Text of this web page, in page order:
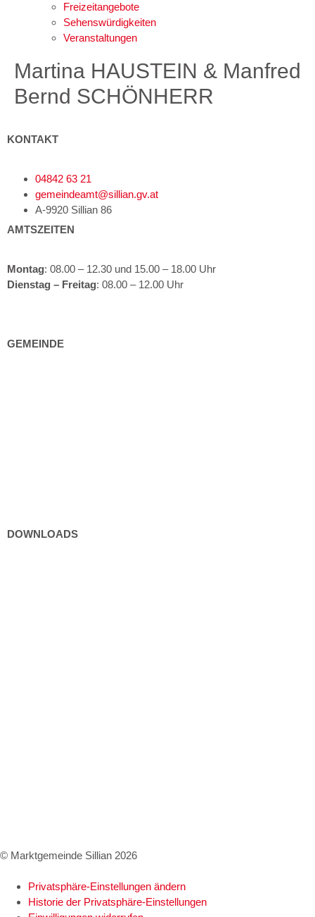
Freizeitangebote
Sehenswürdigkeiten
Veranstaltungen
Martina HAUSTEIN & Manfred
Bernd SCHÖNHERR
KONTAKT
04842 63 21
gemeindeamt@sillian.gv.at
A-9920 Sillian 86
AMTSZEITEN
Montag: 08.00 – 12.30 und 15.00 – 18.00 Uhr
Dienstag – Freitag: 08.00 – 12.00 Uhr
GEMEINDE
DOWNLOADS
© Marktgemeinde Sillian 2026
Privatsphäre-Einstellungen ändern
Historie der Privatsphäre-Einstellungen